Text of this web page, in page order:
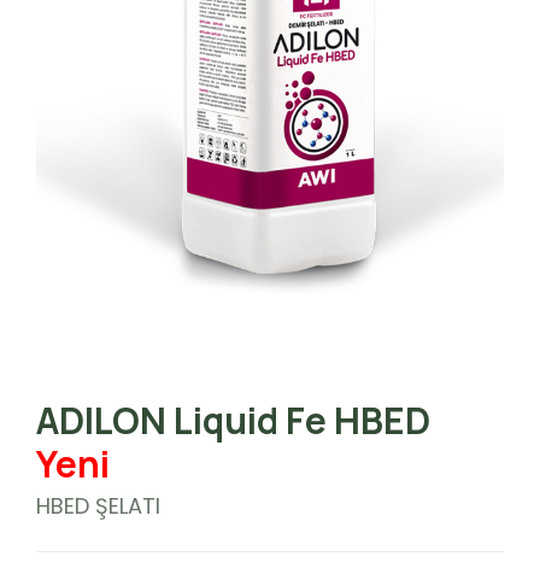
ADILON Liquid Fe HBED
Yeni
HBED ŞELATI